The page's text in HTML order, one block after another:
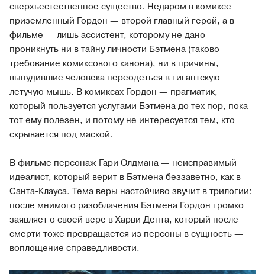
сверхъестественное существо. Недаром в комиксе
приземленный Гордон — второй главный герой, а в
фильме — лишь ассистент, которому не дано
проникнуть ни в тайну личности Бэтмена (таково
требование комиксового канона), ни в причины,
вынудившие человека переодеться в гигантскую
летучую мышь. В комиксах Гордон — прагматик,
который пользуется услугами Бэтмена до тех пор, пока
тот ему полезен, и потому не интересуется тем, кто
скрывается под маской.
В фильме персонаж Гари Олдмана — неисправимый
идеалист, который верит в Бэтмена беззаветно, как в
Санта-Клауса. Тема веры настойчиво звучит в трилогии:
после мнимого разоблачения Бэтмена Гордон громко
заявляет о своей вере в Харви Дента, который после
смерти тоже превращается из персоны в сущность —
воплощение справедливости.